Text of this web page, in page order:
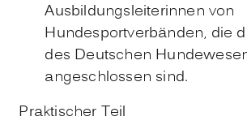
Ausbildungsleiterinnen von
Hundesportverbänden, die
des Deutschen
angeschlossen sind.
Praktischer Teil